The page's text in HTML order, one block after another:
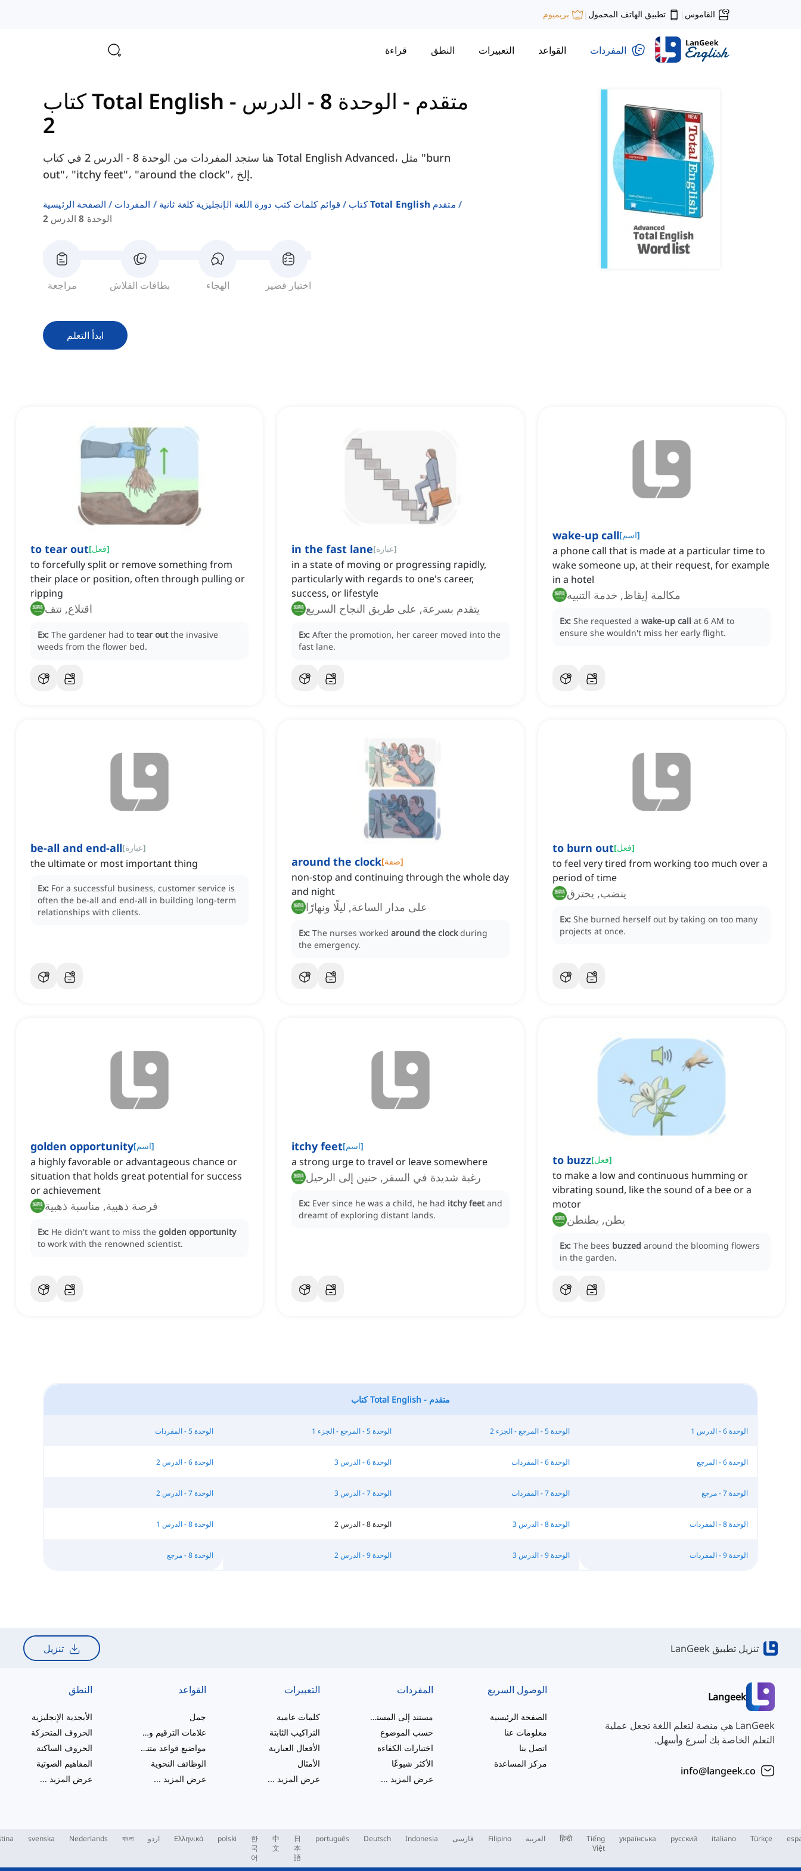
القاموس | تطبيق الهاتف المحمول | بريميوم
المفردات القواعد التعبيرات النطق قراءة
كتاب Total English - متقدم -
الوحدة 8 - الدرس
2
هنا ستجد المفردات من الوحدة 8 - الدرس 2 في كتاب Total English Advanced، مثل "burn
out"، "itchy feet"، "around the clock"، إلخ.
الصفحة الرئيسية المفردات قوائم كلمات كتب دورة اللغة الإنجليزية كلغة ثانية
كتاب Total English متقدم
الوحدة 8 الدرس 2
مراجعة بطاقات الفلاش الهجاء اختبار قصير
ابدأ التعلم
to tear out[فعل]
to forcefully split or remove something from
their place or position, often through pulling or
ripping
اقتلاع, نتف
Ex: The gardener had to tear out the invasive
weeds from the flower bed.
in the fast lane[عبارة]
in a state of moving or progressing rapidly,
particularly with regards to one's career,
success, or lifestyle
يتقدم بسرعة, على طريق النجاح السريع
Ex: After the promotion, her career moved into the
fast lane.
wake-up call[اسم]
a phone call that is made at a particular time to
wake someone up, at their request, for example
in a hotel
مكالمة إيقاظ, خدمة التنبيه
Ex: She requested a wake-up call at 6 AM to
ensure she wouldn't miss her early flight.
be-all and end-all[عبارة]
the ultimate or most important thing
Ex: For a successful business, customer service is
often the be-all and end-all in building long-term
relationships with clients.
around the clock[صفة]
non-stop and continuing through the whole day
and night
على مدار الساعة, ليلًا ونهارًا
Ex: The nurses worked around the clock during
the emergency.
to burn out[فعل]
to feel very tired from working too much over a
period of time
ينضب, يحترق
Ex: She burned herself out by taking on too many
projects at once.
golden opportunity[اسم]
a highly favorable or advantageous chance or
situation that holds great potential for success
or achievement
فرصة ذهبية, مناسبة ذهبية
Ex: He didn't want to miss the golden opportunity
to work with the renowned scientist.
itchy feet[اسم]
a strong urge to travel or leave somewhere
رغبة شديدة في السفر, حنين إلى الرحيل
Ex: Ever since he was a child, he had itchy feet and
dreamt of exploring distant lands.
to buzz[فعل]
to make a low and continuous humming or
vibrating sound, like the sound of a bee or a
motor
يطن, يطنطن
Ex: The bees buzzed around the blooming flowers
in the garden.
كتاب Total English - متقدم
الوحدة 5 - المفردات الوحدة 5 - المرجع - الجزء 1 الوحدة 5 - المرجع - الجزء 2 الوحدة 6 - الدرس 1
الوحدة 6 - الدرس 2 الوحدة 6 - الدرس 3 الوحدة 6 - المفردات الوحدة 6 - المرجع
الوحدة 7 - الدرس 2 الوحدة 7 - الدرس 3 الوحدة 7 - المفردات الوحدة 7 - مرجع
الوحدة 8 - الدرس 1 الوحدة 8 - الدرس 2 الوحدة 8 - الدرس 3 الوحدة 8 - المفردات
الوحدة 8 - مرجع الوحدة 9 - الدرس 2 الوحدة 9 - الدرس 3 الوحدة 9 - المفردات
تنزيل تطبيق LanGeek تنزيل
Langeek
LanGeek هي منصة لتعلم اللغة تجعل عملية
التعلم الخاصة بك أسرع وأسهل.
info@langeek.co
الوصول السريع
الصفحة الرئيسية
معلومات عنا
اتصل بنا
مركز المساعدة
المفردات
مستند إلى المستوى
حسب الموضوع
اختبارات الكفاءة
الأكثر شيوعًا
عرض المزيد...
التعبيرات
كلمات عامية
التراكيب الثابتة
الأفعال العبارية
الأمثال
عرض المزيد ...
القواعد
جمل
علامات الترقيم والإملاء
مواضيع قواعد متنوعة
الوظائف النحوية
عرض المزيد ...
النطق
الأبجدية الإنجليزية
الحروف المتحركة
الحروف الساكنة
المفاهيم الصوتية
عرض المزيد ...
Türkçe
italiano
русский
українська
Tiếng
Việt
हिन्दी العربية Filipino فارسی Indonesia
Deutsch
português
日
本
語
中
文
한
국
어
polski
Ελληνικά اردو বাংলা
Nederlands
svenska